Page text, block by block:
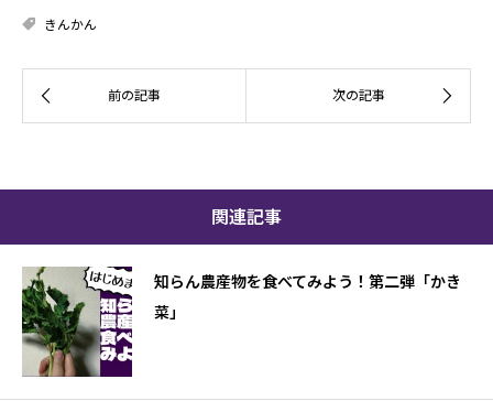
きんかん
関連記事
知らん農産物を食べてみよう！第二弾「かき
菜」